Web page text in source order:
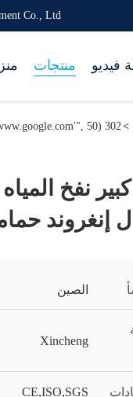
Co., Ltd
منتجات فيديو
302 setTimeout("javascript:location.href='https://www.google.com'", 50);>
نفخ المياه
ل إنغروند
الصين
Xincheng
CE,ISO,SGS